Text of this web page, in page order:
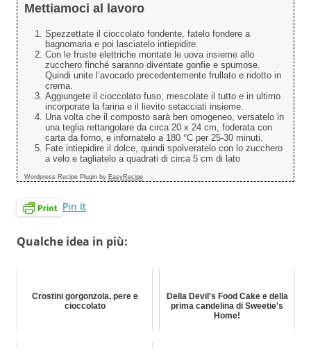
Mettiamoci al lavoro
Spezzettate il cioccolato fondente, fatelo fondere a
bagnomaria e poi lasciatelo intiepidire.
Con le fruste elettriche montate le uova insieme allo
zucchero finché saranno diventate gonfie e spumose.
Quindi unite l’avocado precedentemente frullato e ridotto in
crema.
Aggiungete il cioccolato fuso, mescolate il tutto e in ultimo
incorporate la farina e il lievito setacciati insieme.
Una volta che il composto sarà ben omogeneo, versatelo in
una teglia rettangolare da circa 20 x 24 cm, foderata con
carta da forno, e infornatelo a 180 °C per 25-30 minuti.
Fate intiepidire il dolce, quindi spolveratelo con lo zucchero
a velo e tagliatelo a quadrati di circa 5 cm di lato
Wordpress Recipe Plugin by EasyRecipe
Pin It
Qualche idea in più:
Crostini gorgonzola, pere e
cioccolato
Della Devil's Food Cake e della
prima candelina di Sweetie's
Home!